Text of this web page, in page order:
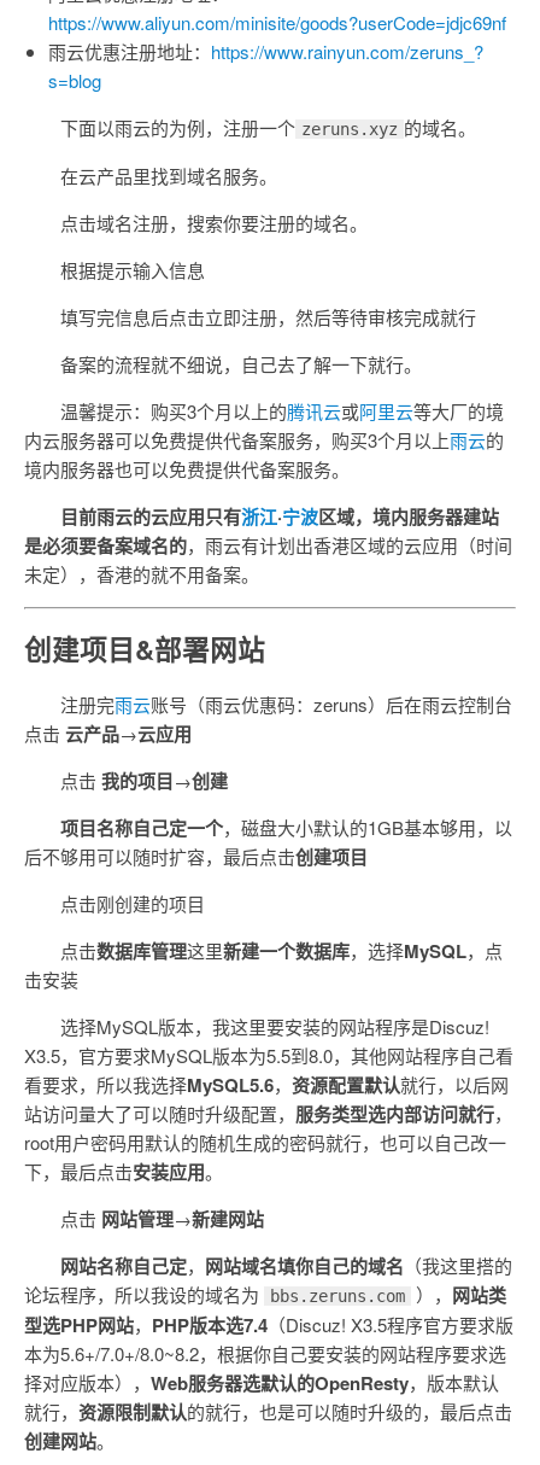
https://www.aliyun.com/minisite/goods?userCode=jdjc69nf
雨云优惠注册地址： https://www.rainyun.com/zeruns_?
s=blog
下面以雨云的为例，注册一个 zeruns.xyz 的域名。
在云产品里找到域名服务。
点击域名注册，搜索你要注册的域名。
根据提示输入信息
填写完信息后点击立即注册，然后等待审核完成就行
备案的流程就不细说，自己去了解一下就行。
温馨提示：购买3个月以上的腾讯云或阿里云等大厂的境
内云服务器可以免费提供代备案服务，购买3个月以上雨云的
境内服务器也可以免费提供代备案服务。
目前雨云的云应用只有浙江·宁波区域，境内服务器建站
是必须要备案域名的，雨云有计划出香港区域的云应用（时间
未定），香港的就不用备案。
创建项目&部署网站
注册完雨云账号（雨云优惠码：zeruns）后在雨云控制台
点击 云产品→云应用
点击 我的项目→创建
项目名称自己定一个，磁盘大小默认的1GB基本够用，以
后不够用可以随时扩容，最后点击创建项目
点击刚创建的项目
点击数据库管理这里新建一个数据库，选择MySQL，点
击安装
选择MySQL版本，我这里要安装的网站程序是Discuz!
X3.5，官方要求MySQL版本为5.5到8.0，其他网站程序自己看
看要求，所以我选择MySQL5.6， 资源配置默认就行，以后网
站访问量大了可以随时升级配置， 服务类型选内部访问就行，
root用户密码用默认的随机生成的密码就行，也可以自己改一
下，最后点击安装应用。
点击 网站管理→新建网站
网站名称自己定， 网站域名填你自己的域名 （我这里搭的
论坛程序，所以我设的域名为
bbs.zeruns.com ）， 网站类
型选PHP网站， PHP版本选7.4 （Discuz! X3.5程序官方要求版
本为5.6+/7.0+/8.0~8.2，根据你自己要安装的网站程序要求选
择对应版本）， Web服务器选默认的OpenResty，版本默认
就行， 资源限制默认的就行，也是可以随时升级的，最后点击
创建网站。